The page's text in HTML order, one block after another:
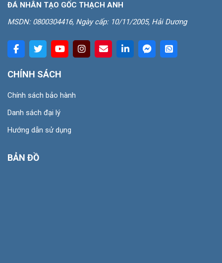
ĐÁ NHÂN TẠO GỐC THẠCH ANH
MSDN: 0800304416, Ngày cấp: 10/11/2005, Hải Dương
CHÍNH SÁCH
Chính sách bảo hành
Danh sách đại lý
Hướng dẫn sử dụng
BẢN ĐỒ